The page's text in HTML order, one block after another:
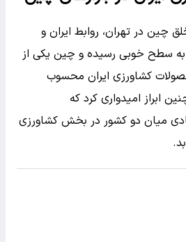
چین در تهران، روابط ایران و
سطح خوبی رسیده و چین یکی از
کشاورزی ایران محسوب
ابراز امیدواری کرد که
میان دو کشور در بخش کشاورزی